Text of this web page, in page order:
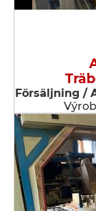
Försäljning /